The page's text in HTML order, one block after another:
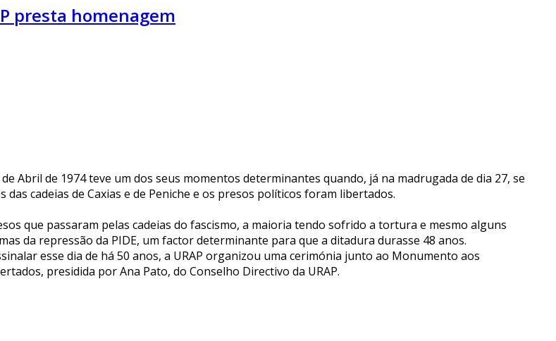
presta homenagem
de Abril de 1974 teve um dos seus momentos determinantes quando, já na madrugada de dia 27, se
cadeias de Caxias e de Peniche e os presos políticos foram libertados.
que passaram pelas cadeias do fascismo, a maioria tendo sofrido a tortura e mesmo alguns
da repressão da PIDE, um factor determinante para que a ditadura durasse 48 anos.
esse dia de há 50 anos, a URAP organizou uma cerimónia junto ao Monumento aos
presidida por Ana Pato, do Conselho Directivo da URAP.